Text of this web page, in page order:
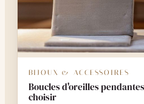
BIJOUX & ACCESSOIRES
Boucles d'oreilles
choisir